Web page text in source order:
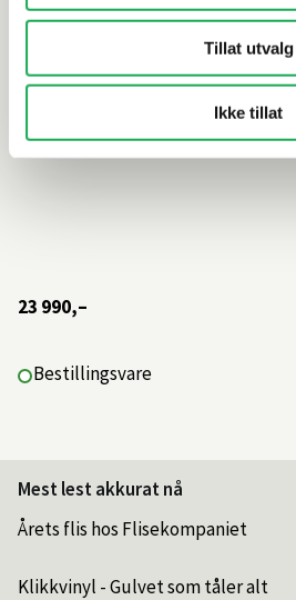
Tillat utvalg
Ikke tillat
23 990,–
Bestillingsvare
Mest lest akkurat nå
Årets flis hos Flisekompaniet
Klikkvinyl - Gulvet som tåler alt